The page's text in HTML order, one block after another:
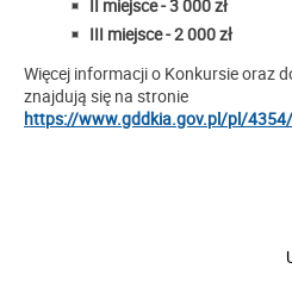
II miejsce - 3 000 zł
III miejsce - 2 000 zł
Więcej informacji o Konkursie oraz
znajdują się na stronie
https://www.gddkia.gov.pl/pl/